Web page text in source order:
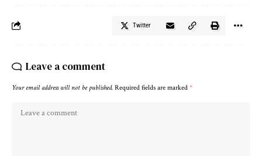
Twitter
Leave a comment
Your email address will not be published. Required fields are marked *